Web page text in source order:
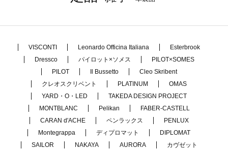
VISCONTI Leonardo Officina Italiana
Esterbrook
Dressco
パイロット×ソメス
PILOT×SOMES
PILOT
Il Bussetto
Cleo Skribent
クレオスクリベント
PLATINUM
OMAS
YARD・O・LED
TAKEDA DESIGN PROJECT
MONTBLANC
Pelikan
FABER-CASTELL
CARAN d'ACHE
ペンラックス
PENLUX
Montegrappa
ディプロマット
DIPLOMAT
SAILOR
NAKAYA AURORA
カヴゼット